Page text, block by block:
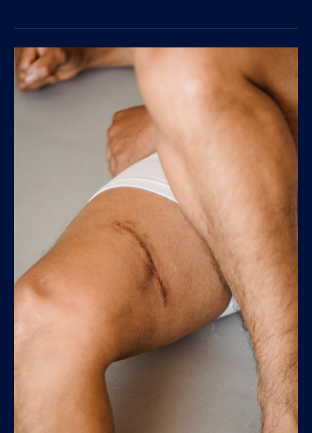
Tabaco
cicatrización